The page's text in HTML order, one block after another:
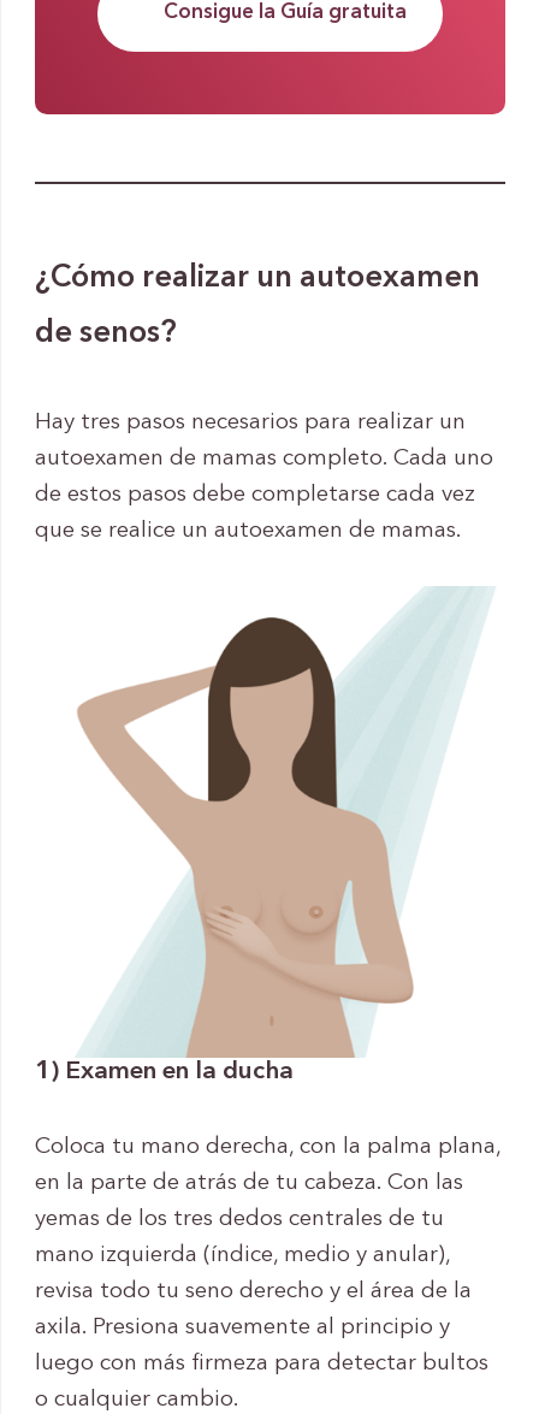
Consigue la Guía gratuita
¿Cómo realizar un autoexamen
de senos?
Hay tres pasos necesarios para realizar un
autoexamen de mamas completo. Cada uno
de estos pasos debe completarse cada vez
que se realice un autoexamen de mamas.
1) Examen en la ducha
Coloca tu mano derecha, con la palma plana,
en la parte de atrás de tu cabeza. Con las
yemas de los tres dedos centrales de tu
mano izquierda (índice, medio y anular),
revisa todo tu seno derecho y el área de la
axila. Presiona suavemente al principio y
luego con más firmeza para detectar bultos
o cualquier cambio.